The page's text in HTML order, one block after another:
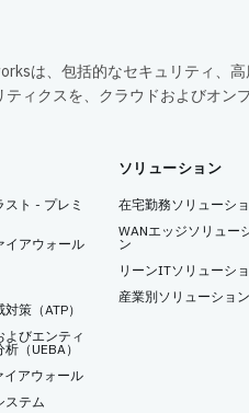
は、包括的なセキュリティ、
ィクスを、クラウドおよびオン
ト - プレミ
イアウォール
策（ATP）
よびエンティ
（UEBA）
イアウォール
ステム
ソリューション
在宅勤務ソリューシ
WANエッジソリュー
ン
リーンITソリューシ
産業別ソリューション